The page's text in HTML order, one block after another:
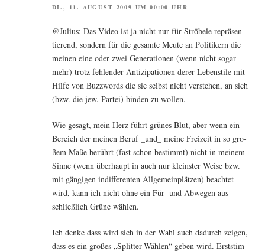
DI., 11. AUGUST 2009 UM 00:00 UHR
@Julius: Das Video ist ja nicht nur für Strö­be­le reprä­sen­
tie­rend, son­dern für die gesam­te Meu­te an Poli­ti­kern die
mei­nen eine oder zwei Gene­ra­tio­nen (wenn nicht sogar
mehr) trotz feh­len­der Anti­zi­pa­tio­nen derer Lebens­ti­le mit
Hil­fe von Buz­zwords die sie selbst nicht ver­ste­hen, an sich
(bzw. die jew. Par­tei) bin­den zu wollen.
Wie gesagt, mein Herz führt grü­nes Blut, aber wenn ein
Bereich der mei­nen Beruf _und_ mei­ne Frei­zeit in so gro­
ßem Maße berührt (fast schon bestimmt) nicht in mei­nem
Sin­ne (wenn über­haupt in auch nur kleins­ter Wei­se bzw.
mit gän­gi­gen indif­fe­ren­ten All­ge­mein­plät­zen) beach­tet
wird, kann ich nicht ohne ein Für- und Abwe­gen aus­
schließ­lich Grü­ne wählen.
Ich den­ke dass wird sich in der Wahl auch dadurch zei­gen,
dass es ein gro­ßes „Split­ter-Wäh­len“ geben wird. Erst­stim­